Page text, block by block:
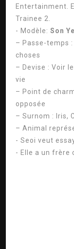
Entertainment.
Trainee 2.
- Modèle: Son
– Passe-temps
choses
– Devise : Voir
vie
– Point de
opposée
– Surnom : Iris,
– Animal
- Seoi veut
- Elle a un frère